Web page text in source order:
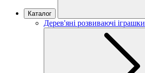
Каталог
Дерев'яні розвиваючі іграшки